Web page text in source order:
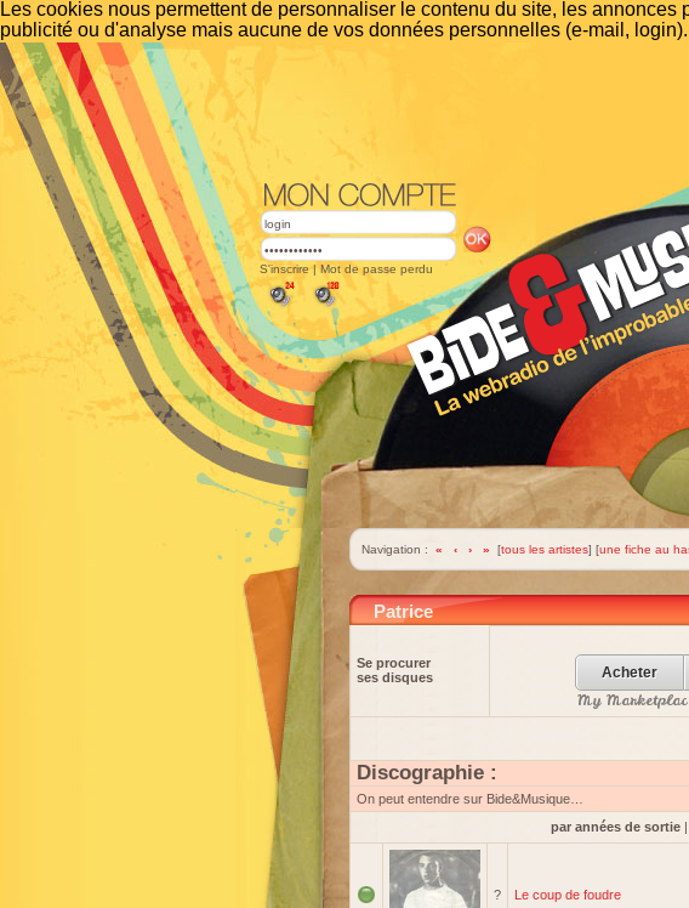
Les cookies nous permettent de personnaliser le contenu du site, les
publicité ou d'analyse mais aucune de vos données personnelles (e-mail, login).
S'inscrire | Mot de passe perdu
Navigation : « ‹ › » [tous les artistes] [une fiche au
Patrice
Se procurer
ses disques
Acheter
My
Discographie :
On peut entendre sur Bide&Musique…
par années de sortie |
? Le coup de foudre